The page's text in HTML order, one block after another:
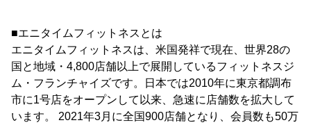
■エニタイムフィットネスとは
エニタイムフィットネスは、米国発祥で現在、世界28の
国と地域・4,800店舗以上で展開しているフィットネスジ
ム・フランチャイズです。日本では2010年に東京都調布
市に1号店をオープンして以来、急速に店舗数を拡大して
います。 2021年3月に全国900店舗となり、会員数も50万